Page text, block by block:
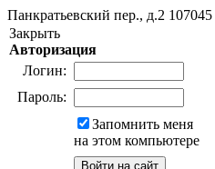
Панкратьевский пер., д.2 107045
Закрыть
Авторизация
Логин:
Пароль:
Запомнить меня
на этом компьютере